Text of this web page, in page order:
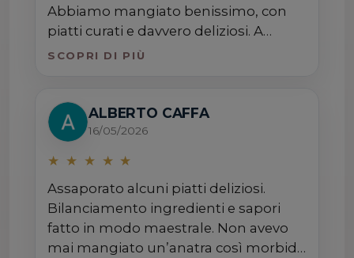
Abbiamo mangiato benissimo, con
piatti curati e davvero deliziosi. A
rendere la serata ancora più speciale è
tavoli per salutare i clienti: un gesto di
grande attenzione che avevo visto fare
davvero per la qualità del cibo e per
l’accoglienza.
SCOPRI DI PIÙ
ALBERTO CAFFA
16/05/2026
★ ★ ★ ★ ★
Assaporato alcuni piatti deliziosi.
Bilanciamento ingredienti e sapori
fatto in modo maestrale. Non avevo
mai mangiato un’anatra così morbida